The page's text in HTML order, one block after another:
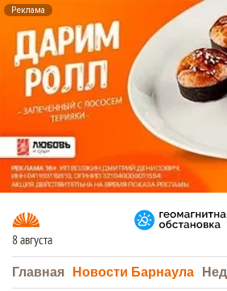
Реклама
8 августа
Главная Новости Барнаула